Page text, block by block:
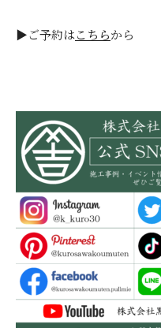
▶ご予約はこちらから